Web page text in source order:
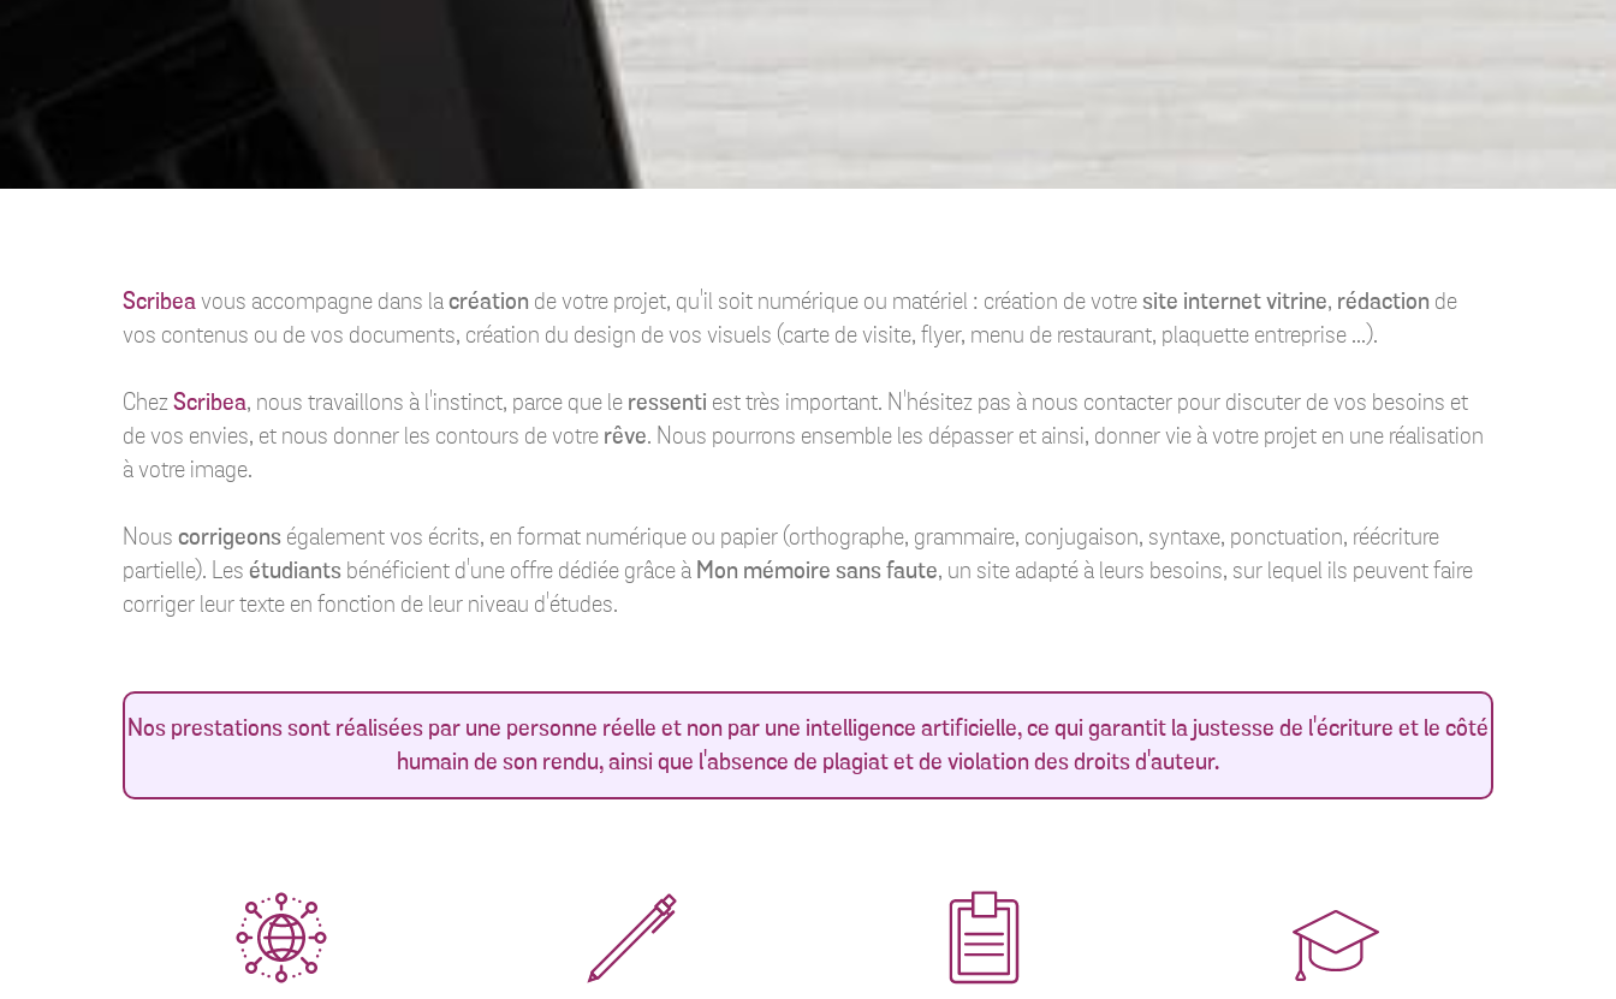
Scribea vous accompagne dans la création de votre projet, qu'il soit numérique ou matériel : création de votre site internet vitrine, rédaction de
vos contenus ou de vos documents, création du design de vos visuels (carte de visite, flyer, menu de restaurant, plaquette entreprise ...).
Chez Scribea, nous travaillons à l'instinct, parce que le ressenti est très important. N'hésitez pas à nous contacter pour discuter de vos besoins et
de vos envies, et nous donner les contours de votre rêve. Nous pourrons ensemble les dépasser et ainsi, donner vie à votre projet en une réalisation
à votre image.
Nous corrigeons également vos écrits, en format numérique ou papier (orthographe, grammaire, conjugaison, syntaxe, ponctuation, réécriture
partielle). Les étudiants bénéficient d'une offre dédiée grâce à Mon mémoire sans faute, un site adapté à leurs besoins, sur lequel ils peuvent faire
corriger leur texte en fonction de leur niveau d'études.
Nos prestations sont réalisées par une personne réelle et non par une intelligence artificielle, ce qui garantit la justesse de l'écriture et le côté
humain de son rendu, ainsi que l'absence de plagiat et de violation des droits d'auteur.